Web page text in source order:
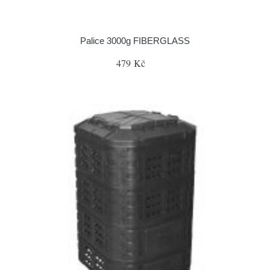
Palice 3000g FIBERGLASS
479 Kč